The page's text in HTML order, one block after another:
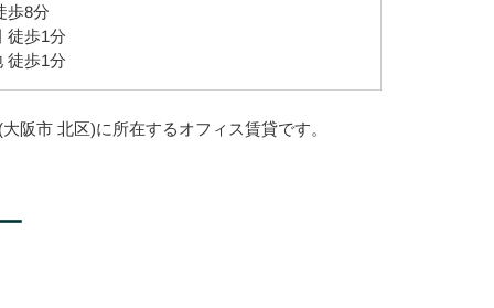
歩8分
徒歩1分
徒歩1分
阪市 北区)に所在するオフィス賃貸です。